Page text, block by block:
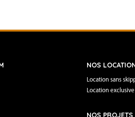
NOS
Location sans
Location
NOS PROJETS